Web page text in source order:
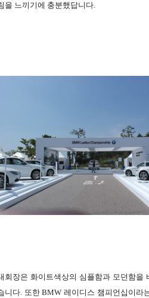
을 느끼기에 충분했답니다.
회장은 화이트색상의 심플함과 모던함
니다. 또한 BMW 레이디스 챔피언십이라